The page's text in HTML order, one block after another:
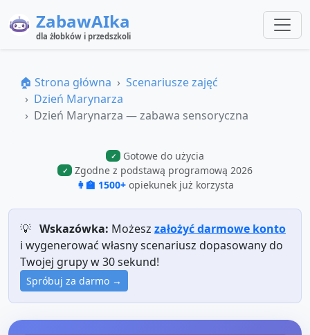
ZabawAIka
dla żłobków i przedszkoli
🏠 Strona główna
Scenariusze zajęć
Dzień Marynarza
Dzień Marynarza — zabawa sensoryczna
✓ Gotowe do użycia
✓
Zgodne z podstawą programową 2026
👩‍🏫 1500+ opiekunek już korzysta
💡 Wskazówka: Możesz założyć darmowe konto
i wygenerować własny scenariusz dopasowany do
Twojej grupy w 30 sekund!
Spróbuj za darmo →